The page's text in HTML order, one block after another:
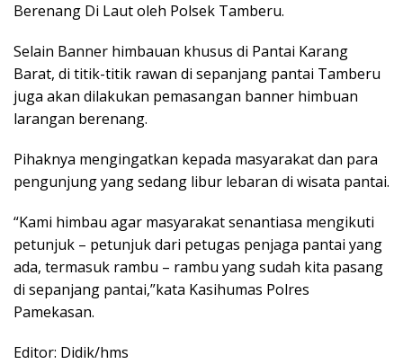
Berenang Di Laut oleh Polsek Tamberu.
Selain Banner himbauan khusus di Pantai Karang
Barat, di titik-titik rawan di sepanjang pantai Tamberu
juga akan dilakukan pemasangan banner himbuan
larangan berenang.
Pihaknya mengingatkan kepada masyarakat dan para
pengunjung yang sedang libur lebaran di wisata pantai.
“Kami himbau agar masyarakat senantiasa mengikuti
petunjuk – petunjuk dari petugas penjaga pantai yang
ada, termasuk rambu – rambu yang sudah kita pasang
di sepanjang pantai,”kata Kasihumas Polres
Pamekasan.
Editor: Didik/hms